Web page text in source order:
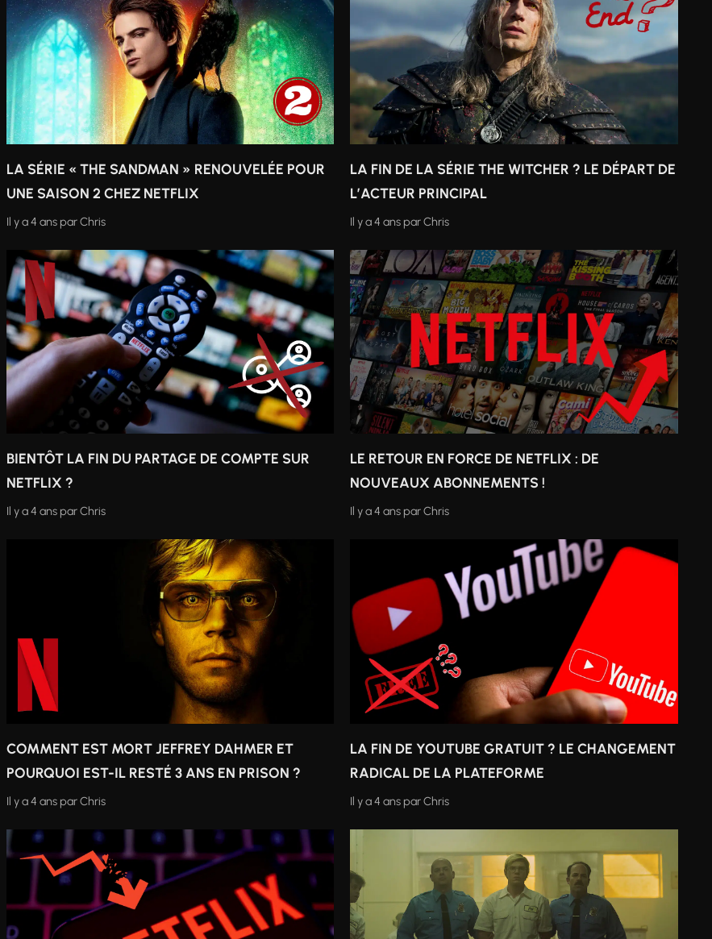
LA SÉRIE « THE SANDMAN » RENOUVELÉE POUR
UNE SAISON 2 CHEZ NETFLIX
Il y a 4 ans parChris
LA FIN DE LA SÉRIE THE WITCHER ? LE DÉPART DE
L’ACTEUR PRINCIPAL
Il y a 4 ans parChris
BIENTÔT LA FIN DU PARTAGE DE COMPTE SUR
NETFLIX ?
Il y a 4 ans parChris
LE RETOUR EN FORCE DE NETFLIX : DE
NOUVEAUX ABONNEMENTS !
Il y a 4 ans parChris
COMMENT EST MORT JEFFREY DAHMER ET
POURQUOI EST-IL RESTÉ 3 ANS EN PRISON ?
Il y a 4 ans parChris
LA FIN DE YOUTUBE GRATUIT ? LE CHANGEMENT
RADICAL DE LA PLATEFORME
Il y a 4 ans parChris